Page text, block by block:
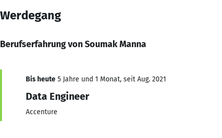
Werdegang
Berufserfahrung von Soumak Manna
Bis heute 5 Jahre und 1 Monat, seit Aug. 2021
Data Engineer
Accenture